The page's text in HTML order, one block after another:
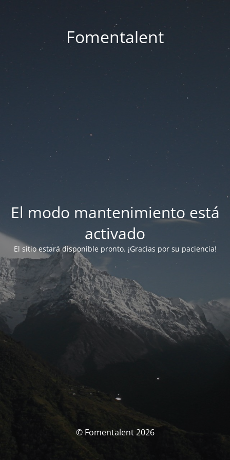
Fomentalent
El modo mantenimiento está
activado
El sitio estará disponible pronto. ¡Gracias por su paciencia!
© Fomentalent 2026